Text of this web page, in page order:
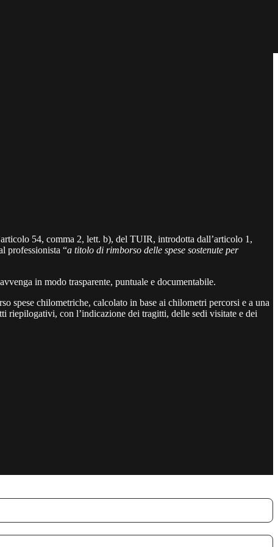
54, comma 2, lett. b), del TUIR, introdotta dall’articolo 1,
professionista “a titolo di rimborso delle spese sostenute per
in modo trasparente, puntuale e documentabile.
spese chilometriche, calcolato in base ai chilometri percorsi e a una
riepilogativi, con l’indicazione dei tragitti, delle sedi visitate e dei